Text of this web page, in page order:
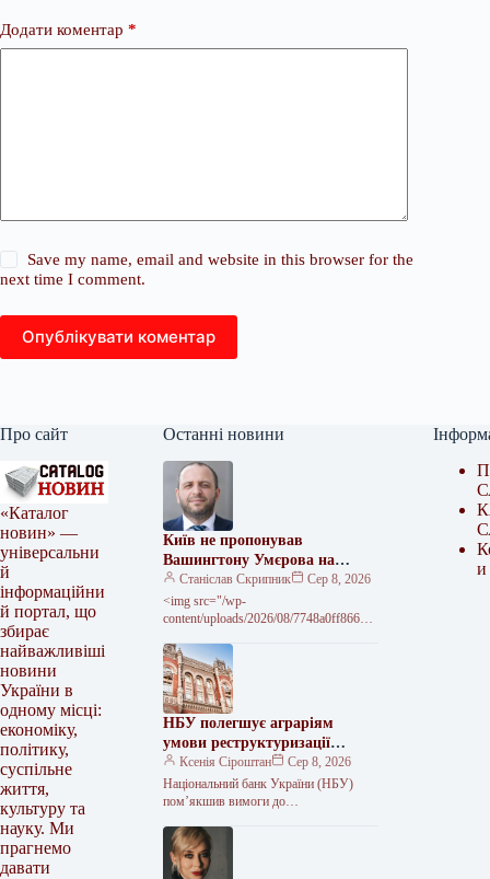
Додати коментар *
Save my name, email and website in this browser for the
next time I comment.
Опублікувати коментар
Про сайт
«Каталог
новин» —
універсальни
й
інформаційни
й портал, що
збирає
найважливіші
новини
України в
одному місці:
економіку,
політику,
суспільне
життя,
культуру та
науку. Ми
прагнемо
давати
Останні новини
Київ не пропонував
Вашингтону Умєрова на
посаду посла – джерело
Станіслав Скрипник
Сер 8, 2026
<img src="/wp-
content/uploads/2026/08/7748a0ff86661
передавав звернень до США щодо
кандидатури Умєрова на посаду посла
НБУ полегшує аграріям
умови реструктуризації
кредитів
Ксенія Сіроштан
Сер 8, 2026
Національний банк України (НБУ)
пом’якшив вимоги до
та врахування аграрної продукції як
застави. Регулятор дозволив банкам…
и